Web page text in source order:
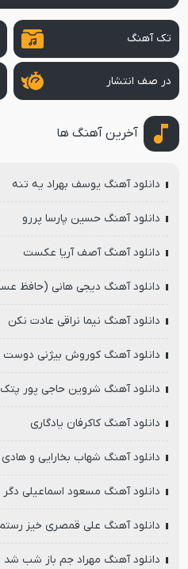
تک آهنگ
در صف انتشار
آخرین آهنگ ها
دانلود آهنگ یوسف بهراد یه تنه
دانلود آهنگ حسین پارسا پررو
دانلود آهنگ آصف آریا عکست
دانلود آهنگ دیجی هانی (حافظ
دانلود آهنگ نیما نراقی عادت نکن
دانلود آهنگ کوروش بیژنی دوست
دانلود آهنگ شروین حاجی پور پتک
دانلود آهنگ کاکرفان یادگاری
دانلود آهنگ شهاب بخارایی و
دانلود آهنگ مسعود اسماعیلی
دانلود آهنگ علی قمصری خیز
دانلود آهنگ مهراد جم باز شب شد